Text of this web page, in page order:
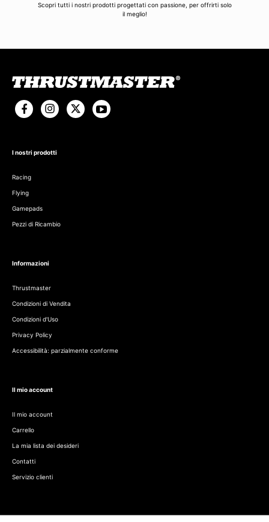
Scopri tutti i nostri prodotti progettati con passione, per offrirti solo
il meglio!
I nostri prodotti
Racing
Flying
Gamepads
Pezzi di Ricambio
Informazioni
Thrustmaster
Condizioni di Vendita
Condizioni d'Uso
Privacy Policy
Accessibilità: parzialmente conforme
Il mio account
Il mio account
Carrello
La mia lista dei desideri
Contatti
Servizio clienti